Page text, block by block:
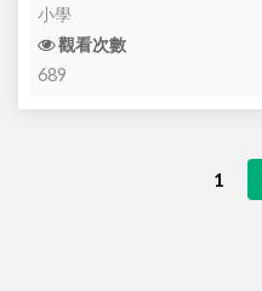
小學
觀看次數
689
Page
1